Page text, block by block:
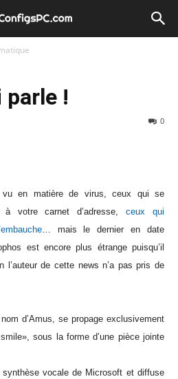
parle !
0
en matière de virus, ceux qui se
à votre carnet d’adresse,ceux qui
… mais le dernier en date
est encore plus étrange puisqu’il
l’auteur de cette news n’a pas pris de
d’Amus, se propage exclusivement
sous la forme d’une pièce jointe
vocale de Microsoft et diffuse